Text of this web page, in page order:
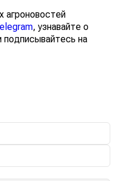
агроновостей
, узнавайте о
подписывайтесь на